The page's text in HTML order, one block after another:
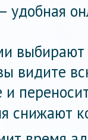
удобная
видите
снижают